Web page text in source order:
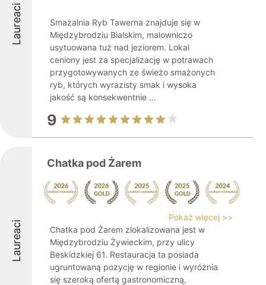
Laureaci
Smażalnia Ryb Tawerna znajduje się w
Międzybrodziu Bialskim, malowniczo
usytuowana tuż nad jeziorem. Lokal
ceniony jest za specjalizację w potrawach
przygotowywanych ze świeżo smażonych
ryb, których wyrazisty smak i wysoka
jakość są konsekwentnie ...
9
Laureaci
Chatka pod Żarem
Pokaż więcej >>
Chatka pod Żarem zlokalizowana jest w
Międzybrodziu Żywieckim, przy ulicy
Beskidzkiej 61. Restauracja ta posiada
ugruntowaną pozycję w regionie i wyróżnia
się szeroką ofertą gastronomiczną,